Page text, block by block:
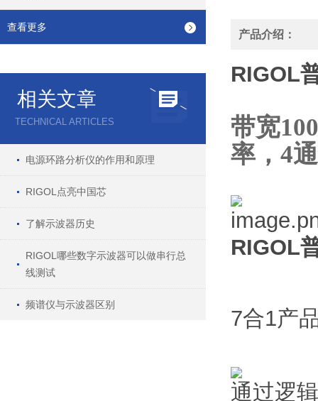
查看更多
相关文章
TECHNICAL ARTICLES
电源环路分析仪的作用和原理
RIGOL点亮中国芯
了解示波器历史
RIGOL哪些数字示波器可以做串行总
线测试
频谱仪与示波器区别
产品介绍：
RIGOL
带宽
率，4
RIGOL
7合1产
通过逻